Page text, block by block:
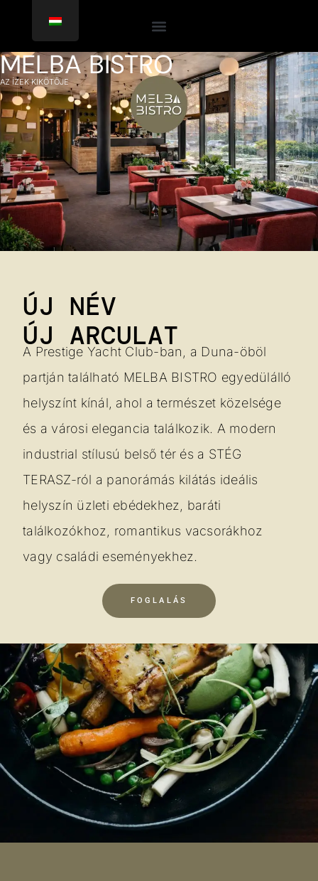
MELBA BISTRO
AZ ÍZEK KIKÖTŐJE
ÚJ NÉV
ÚJ ARCULAT
A Prestige Yacht Club-ban, a Duna-öböl
partján található MELBA BISTRO egyedülálló
helyszínt kínál, ahol a természet közelsége
és a városi elegancia találkozik. A modern
industrial stílusú belső tér és a STÉG
TERASZ-ról a panorámás kilátás ideális
helyszín üzleti ebédekhez, baráti
találkozókhoz, romantikus vacsorákhoz
vagy családi eseményekhez.
FOGLALÁS